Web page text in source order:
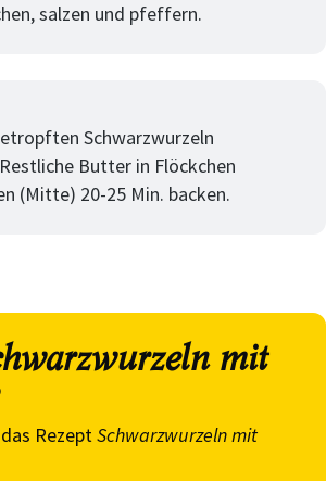
salzen und pfeffern.
Schwarzwurzeln
Butter in Flöckchen
(Mitte) 20-25 Min. backen.
mit
RezeptSchwarzwurzeln mit